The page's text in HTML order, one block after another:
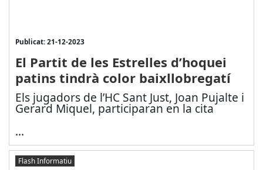
Publicat: 21-12-2023
El Partit de les Estrelles d’hoquei
patins tindrà color baixllobregatí
Els jugadors de l’HC Sant Just, Joan Pujalte i
Gerard Miquel, participaran en la cita
...
Flash Informatiu